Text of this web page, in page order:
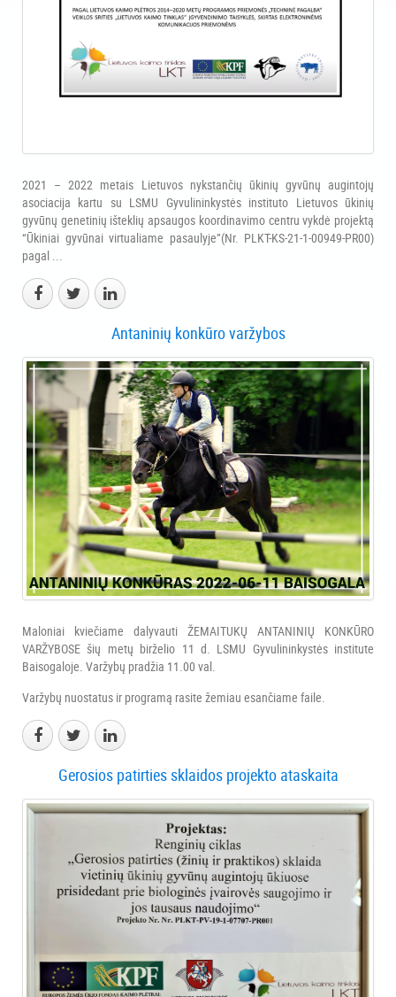
2021 – 2022 metais Lietuvos nykstančių ūkinių gyvūnų augintojų
asociacija kartu su LSMU Gyvulininkystės instituto Lietuvos ūkinių
gyvūnų genetinių išteklių apsaugos koordinavimo centru vykdė projektą
“Ūkiniai gyvūnai virtualiame pasaulyje”(Nr. PLKT-KS-21-1-00949-PR00)
pagal ...
Antaninių konkūro varžybos
Maloniai kviečiame dalyvauti ŽEMAITUKŲ ANTANINIŲ KONKŪRO
VARŽYBOSE šių metų birželio 11 d. LSMU Gyvulininkystės institute
Baisogaloje. Varžybų pradžia 11.00 val.
Varžybų nuostatus ir programą rasite žemiau esančiame faile.
Gerosios patirties sklaidos projekto ataskaita